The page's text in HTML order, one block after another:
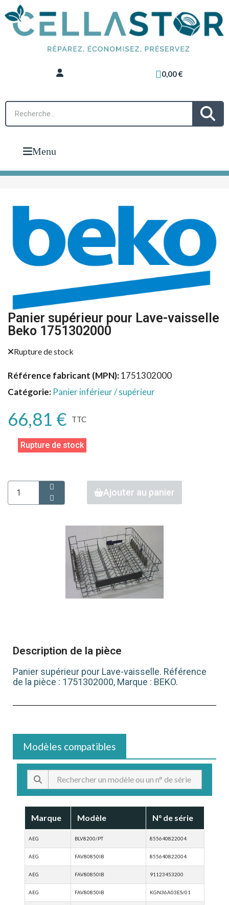
0,00 €
Menu
Panier supérieur pour Lave-vaisselle
Beko 1751302000
Rupture de stock
Référence fabricant (MPN) 1751302000
Catégorie Panier inférieur / supérieur
66,81 € TTC
Rupture de stock
Ajouter au panier
Description de la pièce
Panier supérieur pour Lave-vaisselle. Référence
de la pièce : 1751302000, Marque : BEKO.
Modèles compatibles
Marque Modèle N° de série